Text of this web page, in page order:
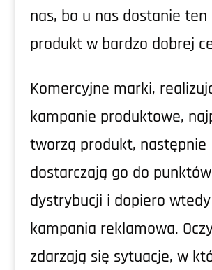
nas, bo u nas dostanie
produkt w bardzo dobrej
Komercyjne marki,
kampanie produktowe,
tworzą produkt, następnie
dostarczają go do punktów
dystrybucji i dopiero
kampania reklamowa.
zdarzają się sytuacje, w